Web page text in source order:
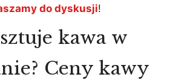
do dyskusji!
kawa w
Ceny kawy